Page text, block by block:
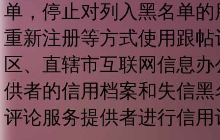
单，停止对列入黑名单
重新注册等方式使用跟
区、直辖市互联网信息
供者的信用档案和失信
评论服务提供者进行信用